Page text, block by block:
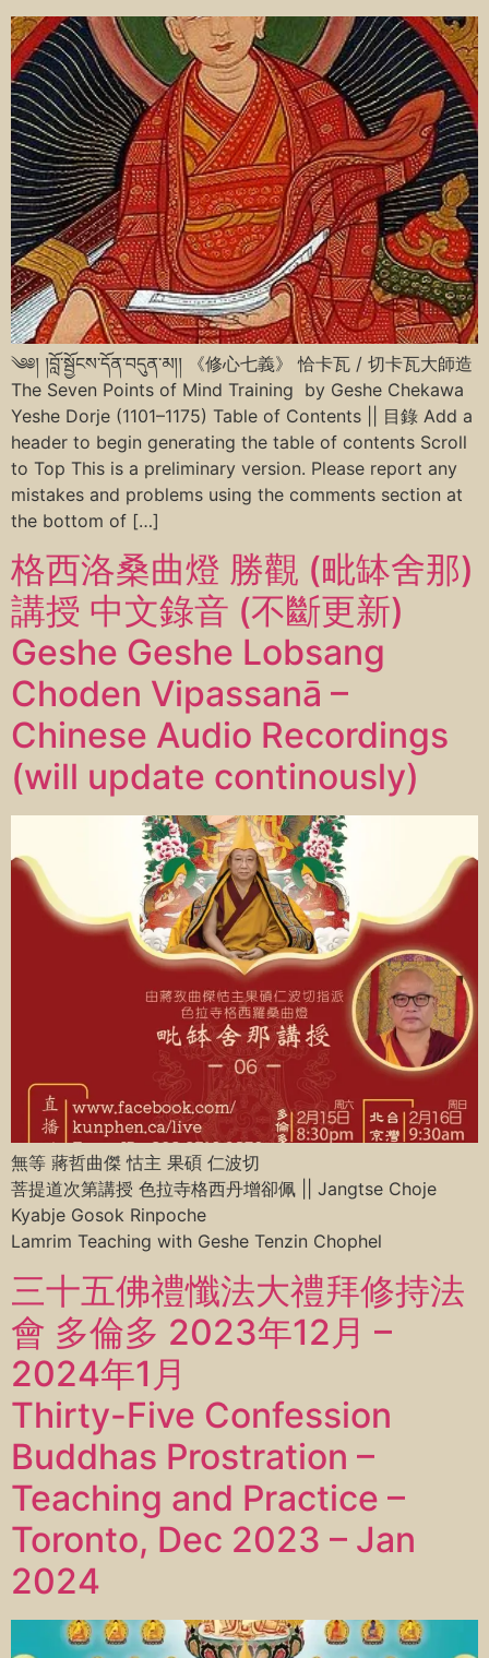
༄༅། །བློ་སྦྱོངས་དོན་བདུན་མ།། 《修心七義》 恰卡瓦 / 切卡瓦大師造
The Seven Points of Mind Training by Geshe Chekawa
Yeshe Dorje (1101–1175) Table of Contents || 目錄 Add a
header to begin generating the table of contents Scroll
to Top This is a preliminary version. Please report any
mistakes and problems using the comments section at
the bottom of […]
格西洛桑曲燈 勝觀 (毗缽舍那)
講授 中文錄音 (不斷更新)
Geshe Geshe Lobsang
Choden Vipassanā –
Chinese Audio Recordings
(will update continously)
無等 蔣哲曲傑 怙主 果碩 仁波切
菩提道次第講授 色拉寺格西丹增卻佩 || Jangtse Choje
Kyabje Gosok Rinpoche
Lamrim Teaching with Geshe Tenzin Chophel
三十五佛禮懺法大禮拜修持法
會 多倫多 2023年12月 –
2024年1月
Thirty-Five Confession
Buddhas Prostration –
Teaching and Practice –
Toronto, Dec 2023 – Jan
2024